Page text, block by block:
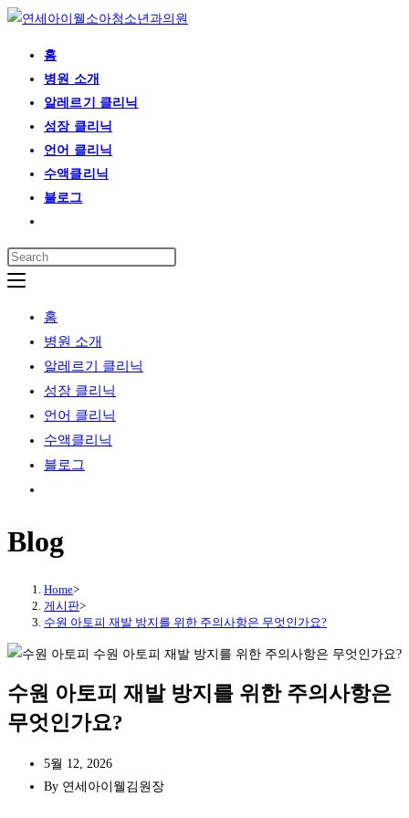
Skip
홈
병원 소개
알레르기 클리닉
성장 클리닉
언어 클리닉
수액클리닉
블로그
search
홈
병원 소개
알레르기 클리닉
성장 클리닉
언어 클리닉
수액클리닉
블로그
search
Blog
Home>
게시판>
수원 아토피 재발 방지를 위한 주의사항은 무엇인가요?
수원 아토피 재발 방지를 위한 주의사항은
무엇인가요?
5월 12, 2026
By 연세아이웰김원장